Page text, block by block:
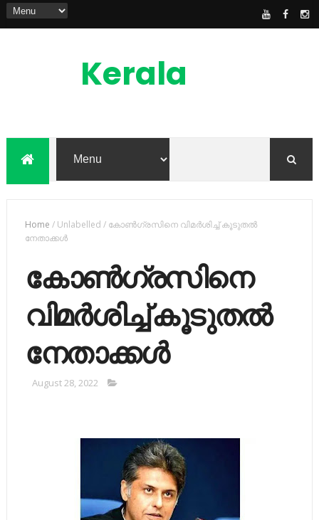
Kerala
Feed
Home /Unlabelled / കോൺഗ്രസിനെ വിമർശിച്ച് കൂടുതൽ
നേതാക്കൾ
കോൺഗ്രസിനെ
വിമർശിച്ച് കൂടുതൽ
നേതാക്കൾ
August 28, 2022